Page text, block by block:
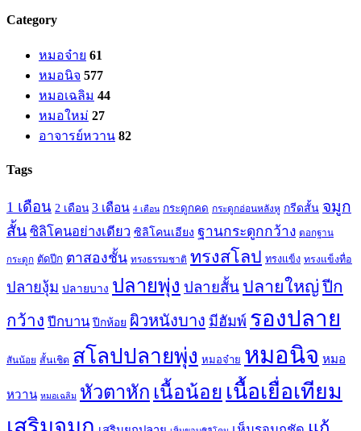
Category
หมอจ๋าย 61
หมอนิจ 577
หมอเฉลิม 44
หมอใหม่ 27
อาจารย์หวาน 82
Tags
1 เดือน 2 เดือน 3 เดือน 4 เดือน กระดูกคด กระดูกอ่อนหลังหู กรีดสั้น จมูก
สั้น ซิลิโคนอย่างเดียว ซิลิโคนเอียง ฐานกระดูกกว้าง ตอกฐาน
กระดูก ตัดปีก ตาสองชั้น ทรงธรรมชาติ ทรงสโลป ทรงแข็ง ทรงแข็งทื่อ
ปลายงุ้ม ปลายบาง ปลายพุ่ง ปลายสั้น ปลายใหญ่ปีก
กว้าง ปีกบาน ปีกห้อย ผิวหนังบาง มีฮัมพ์ รองปลาย
สันน้อย สั้นเชิด สโลปปลายพุ่ง หมอจ๋าย หมอนิจ หมอ
หวาน หมอเฉลิม หัวตาหัก เนื้อน้อย เนื้อเยื่อเทียม